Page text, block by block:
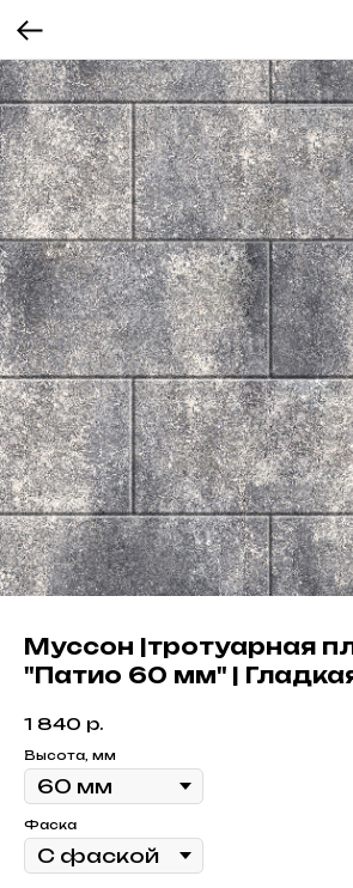
Муссон |тротуарная
"Патио 60 мм" |
1 840 р.
Высота, мм
Фаска